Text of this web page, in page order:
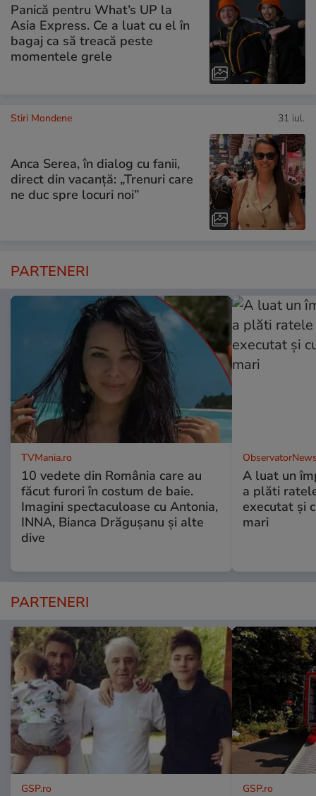
Panică pentru What’s UP la
Asia Express. Ce a luat cu el în
bagaj ca să treacă peste
momentele grele
Stiri Mondene 31 iul.
Anca Serea, în dialog cu fanii,
direct din vacanță: „Trenuri care
ne duc spre locuri noi”
PARTENERI
TVMania.ro
10 vedete din România care au
făcut furori în costum de baie.
Imagini spectaculoase cu Antonia,
INNA, Bianca Drăgușanu și alte
dive
A luat un
a plăti
executat şi
mari
PARTENERI
GSP.ro GSP.ro